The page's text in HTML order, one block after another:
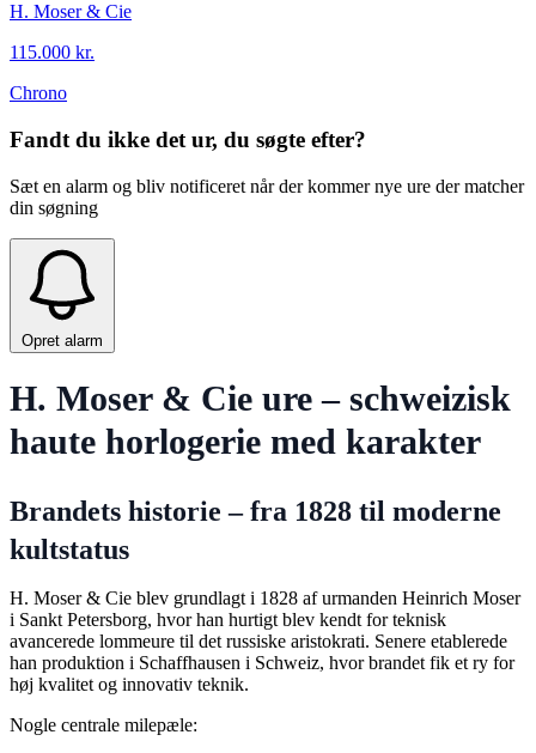
H. Moser & Cie
115.000 kr.
Chrono
Fandt du ikke det ur, du søgte efter?
Sæt en alarm og bliv notificeret når der kommer nye ure der matcher
din søgning
Opret alarm
H. Moser & Cie ure – schweizisk
haute horlogerie med karakter
Brandets historie – fra 1828 til moderne
kultstatus
H. Moser & Cie blev grundlagt i 1828 af urmanden Heinrich Moser
i Sankt Petersborg, hvor han hurtigt blev kendt for teknisk
avancerede lommeure til det russiske aristokrati. Senere etablerede
han produktion i Schaffhausen i Schweiz, hvor brandet fik et ry for
høj kvalitet og innovativ teknik.
Nogle centrale milepæle: